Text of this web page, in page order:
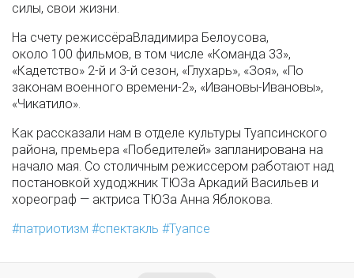
силы, свои жизни.
На счету режиссёраВладимира Белоусова,
около 100 фильмов, в том числе «Команда 33»,
«Кадетство» 2-й и 3-й сезон, «Глухарь», «Зоя», «По
законам военного времени-2», «Ивановы-Ивановы»,
«Чикатило».
Как рассказали нам в отделе культуры Туапсинского
района, премьера «Победителей» запланирована на
начало мая. Со столичным режиссером работают над
постановкой худоджник ТЮЗа Аркадий Васильев и
хореограф — актриса ТЮЗа Анна Яблокова.
патриотизм
спектакль Туапсе